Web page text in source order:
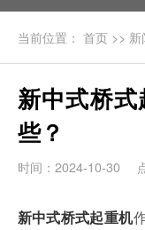
当前位置： 首页>>
新中式桥
些？
时间：2024-10-30
新中式桥式起重机